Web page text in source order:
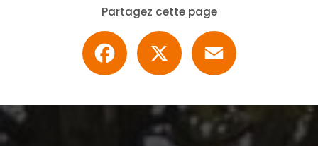
Partagez cette page
Facebook